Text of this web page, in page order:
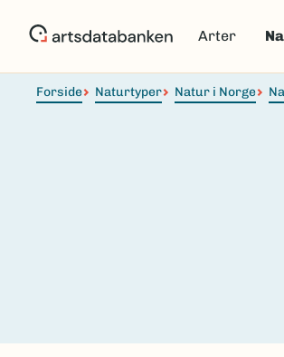
Arter
Forside Naturtyper Natur i Norge